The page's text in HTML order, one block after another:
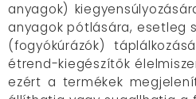
anyagok)
anyagok pótlására, esetleg
(fogyókúrázók)
étrend-kiegészítők
ezért a termékek